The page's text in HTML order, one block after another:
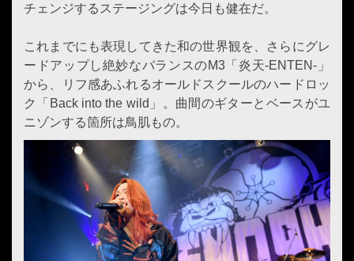
チェンジするステージングは今日も健在だ。
これまでにも表現してきた和の世界観を、さらにグレ
ードアップし絶妙なバランスのM3「炎天-ENTEN-」
から、リフ感あふれるオールドスクールのハードロッ
ク「Back into the wild」。曲間のギターとベースがユ
ニゾンする箇所は鳥肌もの。